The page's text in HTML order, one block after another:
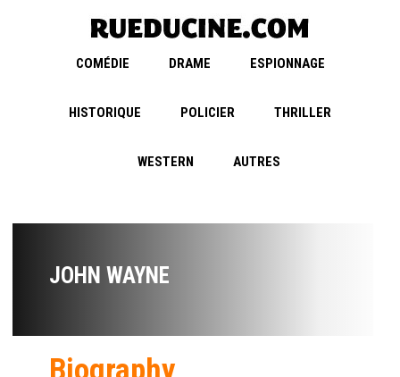
COMÉDIE DRAME ESPIONNAGE
HISTORIQUE POLICIER THRILLER
WESTERN AUTRES
JOHN WAYNE